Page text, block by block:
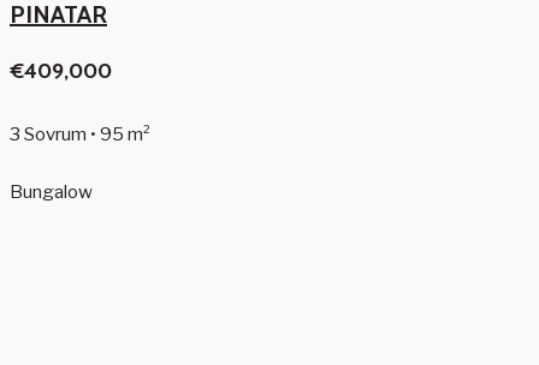
PINATAR
€409,000
3 Sovrum • 95 m²
Bungalow